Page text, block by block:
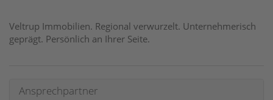
Veltrup Immobilien. Regional verwurzelt. Unternehmerisch
geprägt. Persönlich an Ihrer Seite.
Ansprechpartner